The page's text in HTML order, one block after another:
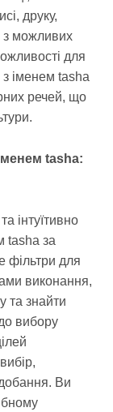
друку,
з можливих
для
з іменем tasha
речей, що
tasha:
інтуїтивно
tasha за
фільтри для
виконання,
та знайти
вибору
Ви